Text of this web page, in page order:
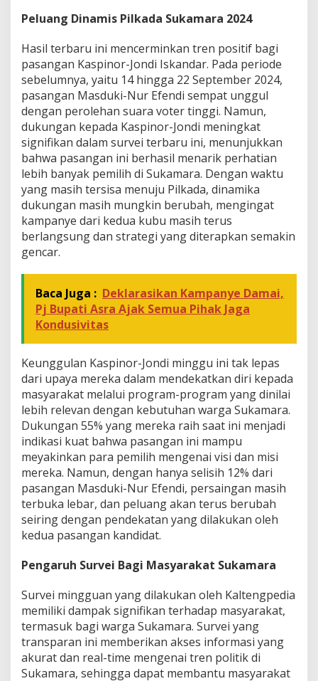
d
S
u
k
a
m
a
r
a
M
e
m
a
n
a
s
Peluang Dinamis Pilkada Sukamara 2024
Hasil terbaru ini mencerminkan tren positif bagi
pasangan Kaspinor-Jondi Iskandar. Pada periode
sebelumnya, yaitu 14 hingga 22 September 2024,
pasangan Masduki-Nur Efendi sempat unggul
dengan perolehan suara voter tinggi. Namun,
dukungan kepada Kaspinor-Jondi meningkat
signifikan dalam survei terbaru ini, menunjukkan
bahwa pasangan ini berhasil menarik perhatian
lebih banyak pemilih di Sukamara. Dengan waktu
yang masih tersisa menuju Pilkada, dinamika
dukungan masih mungkin berubah, mengingat
kampanye dari kedua kubu masih terus
berlangsung dan strategi yang diterapkan semakin
gencar.
Baca Juga : Deklarasikan Kampanye Damai,
Pj Bupati Asra Ajak Semua Pihak Jaga
Kondusivitas
Keunggulan Kaspinor-Jondi minggu ini tak lepas
dari upaya mereka dalam mendekatkan diri kepada
masyarakat melalui program-program yang dinilai
lebih relevan dengan kebutuhan warga Sukamara.
Dukungan 55% yang mereka raih saat ini menjadi
indikasi kuat bahwa pasangan ini mampu
meyakinkan para pemilih mengenai visi dan misi
mereka. Namun, dengan hanya selisih 12% dari
pasangan Masduki-Nur Efendi, persaingan masih
terbuka lebar, dan peluang akan terus berubah
seiring dengan pendekatan yang dilakukan oleh
kedua pasangan kandidat.
Pengaruh Survei Bagi Masyarakat Sukamara
Survei mingguan yang dilakukan oleh Kaltengpedia
memiliki dampak signifikan terhadap masyarakat,
termasuk bagi warga Sukamara. Survei yang
transparan ini memberikan akses informasi yang
akurat dan real-time mengenai tren politik di
Sukamara, sehingga dapat membantu masyarakat